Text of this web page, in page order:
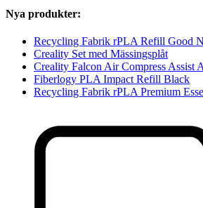
Nya produkter:
Recycling Fabrik rPLA Refill Good
Creality Set med Mässingsplåt
Creality Falcon Air Compress Assist
Fiberlogy PLA Impact Refill Black
Recycling Fabrik rPLA Premium